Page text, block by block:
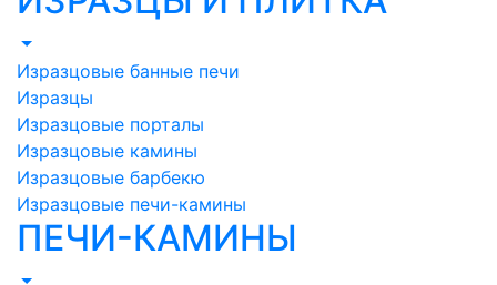
Изразцовые банные печи
Изразцы
Изразцовые порталы
Изразцовые камины
Изразцовые барбекю
Изразцовые печи-камины
ПЕЧИ-КАМИНЫ